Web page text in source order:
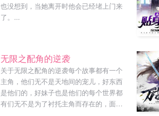
也没想到，当她离开时他会已经堵上门来
了。...
无限之配角的逆袭
关于无限之配角的逆袭每个故事都有一个
主角，他们无不是天地间的宠儿，好东西
是他们的，好妹子也是他们的每个世界都
有们无不是为了衬托主角而存在的，面对